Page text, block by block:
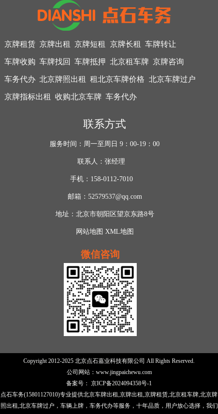
京牌租赁 京牌出租 京牌短租 京牌长租 车牌转让
车牌收购 车牌找回 车牌抵押 北京租车牌 京牌咨询
车务代办 北京牌照出租 租北京车牌价格 北京车牌过户
京牌指标出租 收购北京车牌 车务代办
联系方式
服务时间：周一至周日 9：00-19：00
联系人：张经理
手机：158-0112-7010
邮箱：52579537@qq.com
地址：北京市朝阳区望京东路8号
网站地图 XML地图
微信咨询
Copyright 2012-2025 北京点石嘉业科技有限公司 All Rights Reserved.
公司网站： www.jingpaichewu.com
备案号： 京ICP备2024094358号-1
点石车务(15801127010)专业提供北京车牌出租, 京牌出租 ,京牌租赁, 北京租车牌 ,北京牌
照出租,北京车牌过户，车辆上牌，车务代办等服务，十年品质，用户放心选择，我们